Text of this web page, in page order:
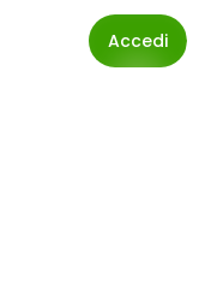
Accedi